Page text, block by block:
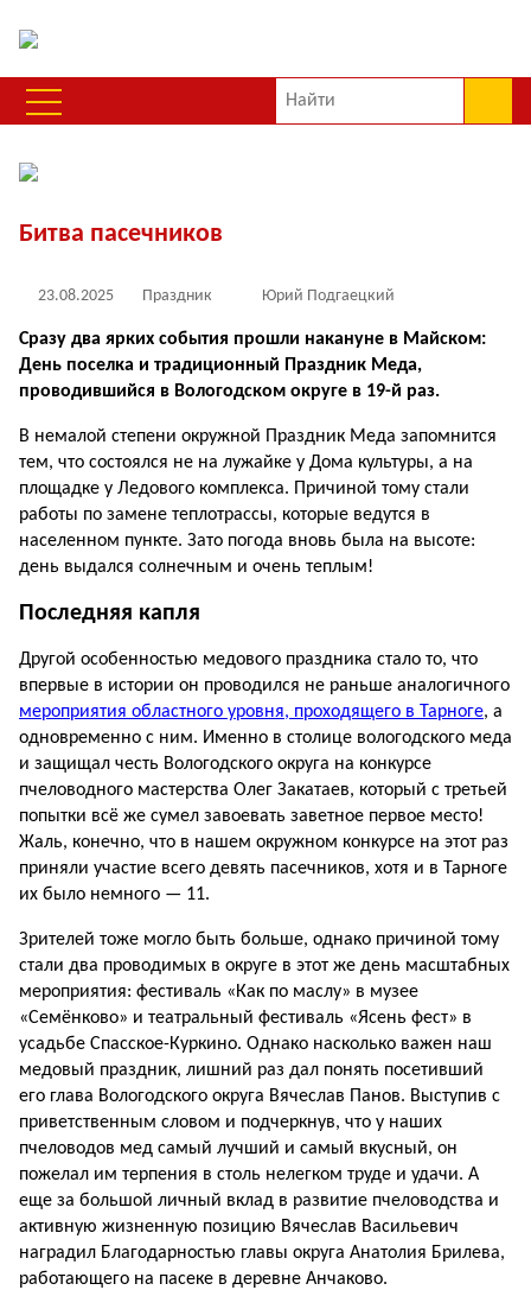
Битва пасечников
23.08.2025 Праздник Юрий Подгаецкий
Сразу два ярких события прошли накануне в Майском:
День поселка и традиционный Праздник Меда,
проводившийся в Вологодском округе в 19-й раз.
В немалой степени окружной Праздник Меда запомнится
тем, что состоялся не на лужайке у Дома культуры, а на
площадке у Ледового комплекса. Причиной тому стали
работы по замене теплотрассы, которые ведутся в
населенном пункте. Зато погода вновь была на высоте:
день выдался солнечным и очень теплым!
Последняя капля
Другой особенностью медового праздника стало то, что
впервые в истории он проводился не раньше аналогичного
мероприятия областного уровня, проходящего в Тарноге, а
одновременно с ним. Именно в столице вологодского меда
и защищал честь Вологодского округа на конкурсе
пчеловодного мастерства Олег Закатаев, который с третьей
попытки всё же сумел завоевать заветное первое место!
Жаль, конечно, что в нашем окружном конкурсе на этот раз
приняли участие всего девять пасечников, хотя и в Тарноге
их было немного — 11.
Зрителей тоже могло быть больше, однако причиной тому
стали два проводимых в округе в этот же день масштабных
мероприятия: фестиваль «Как по маслу» в музее
«Семёнково» и театральный фестиваль «Ясень фест» в
усадьбе Спасское-Куркино. Однако насколько важен наш
медовый праздник, лишний раз дал понять посетивший
его глава Вологодского округа Вячеслав Панов. Выступив с
приветственным словом и подчеркнув, что у наших
пчеловодов мед самый лучший и самый вкусный, он
пожелал им терпения в столь нелегком труде и удачи. А
еще за большой личный вклад в развитие пчеловодства и
активную жизненную позицию Вячеслав Васильевич
наградил Благодарностью главы округа Анатолия Брилева,
работающего на пасеке в деревне Анчаково.